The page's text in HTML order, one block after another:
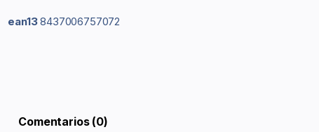
ean13 8437006757072
Comentarios (0)